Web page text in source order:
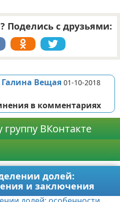
Поделись с друзьями:
Галина Вещая 01-10-2018
в комментариях
ВКонтакте
долей:
и заключения